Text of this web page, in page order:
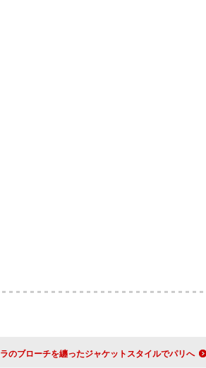
神宮寺勇太（Number_i）、バラのブローチを纏ったジャケットスタイルでパリへ